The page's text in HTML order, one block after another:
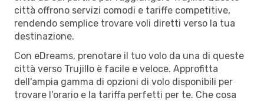
città offrono servizi comodi e tariffe competitive,
rendendo semplice trovare voli diretti verso la tua
destinazione.
Con eDreams, prenotare il tuo volo da una di queste
città verso Trujillo è facile e veloce. Approfitta
dell'ampia gamma di opzioni di volo disponibili per
trovare l'orario e la tariffa perfetti per te. Che cosa